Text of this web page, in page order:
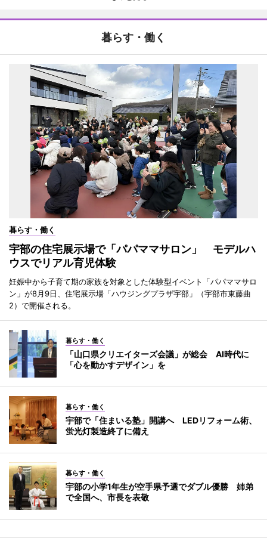
暮らす・働く
暮らす・働く
宇部の住宅展示場で「パパママサロン」 モデルハ
ウスでリアル育児体験
妊娠中から子育て期の家族を対象とした体験型イベント「パパママサロ
ン」が8月9日、住宅展示場「ハウジングプラザ宇部」（宇部市東藤曲
2）で開催される。
暮らす・働く
「山口県クリエイターズ会議」が総会 AI時代に
「心を動かすデザイン」を
暮らす・働く
宇部で「住まいる塾」開講へ LEDリフォーム術、
蛍光灯製造終了に備え
暮らす・働く
宇部の小学1年生が空手県予選でダブル優勝 姉弟
で全国へ、市長を表敬